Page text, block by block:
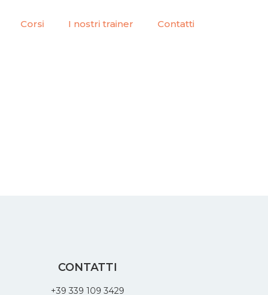
Corsi I nostri trainer Contatti
CONTATTI
+39 339 109 3429